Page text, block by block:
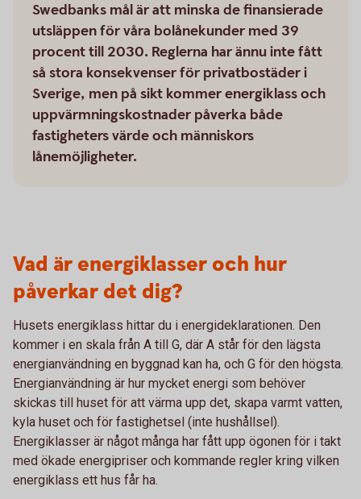
Swedbanks mål är att minska de finansierade
utsläppen för våra bolånekunder med 39
procent till 2030. Reglerna har ännu inte fått
så stora konsekvenser för privatbostäder i
Sverige, men på sikt kommer energiklass och
uppvärmningskostnader påverka både
fastigheters värde och människors
lånemöjligheter.
Vad är energiklasser och hur
påverkar det dig?
Husets energiklass hittar du i energideklarationen. Den
kommer i en skala från A till G, där A står för den lägsta
energianvändning en byggnad kan ha, och G för den högsta.
Energianvändning är hur mycket energi som behöver
skickas till huset för att värma upp det, skapa varmt vatten,
kyla huset och för fastighetsel (inte hushållsel).
Energiklasser är något många har fått upp ögonen för i takt
med ökade energipriser och kommande regler kring vilken
energiklass ett hus får ha.